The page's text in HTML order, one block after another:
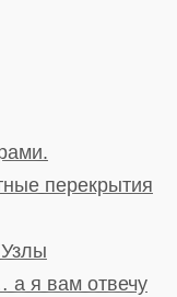
перекрытия
а я вам отвечу